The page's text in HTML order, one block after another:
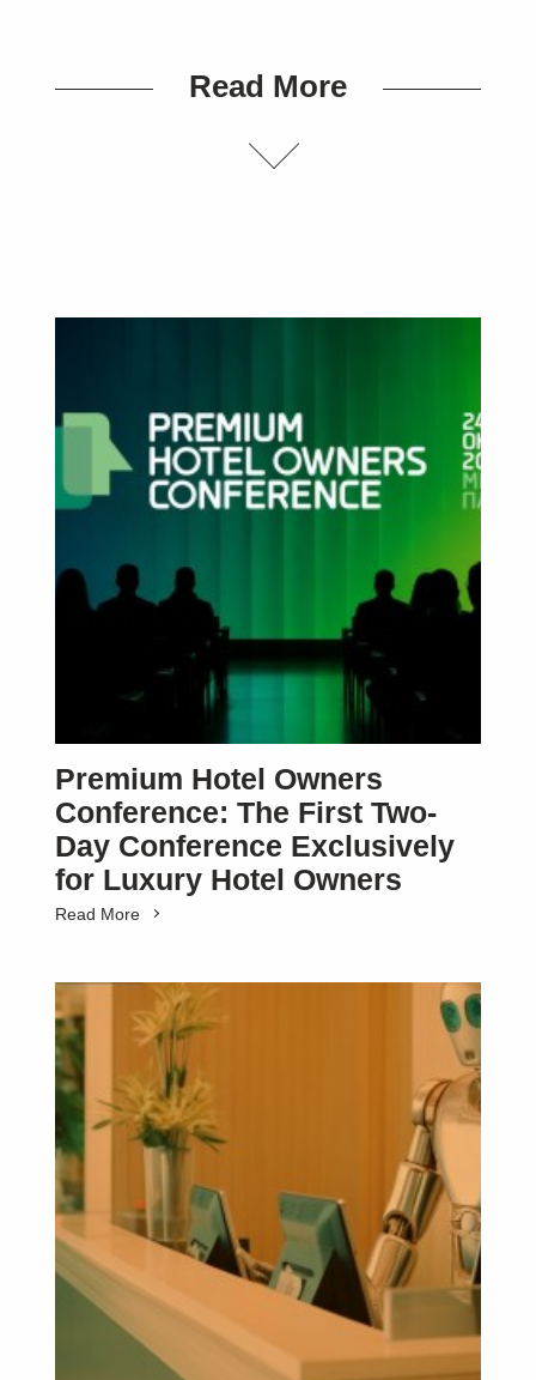
Read More
Premium Hotel Owners
Conference: The First Two-
Day Conference Exclusively
for Luxury Hotel Owners
Read More